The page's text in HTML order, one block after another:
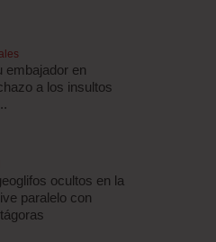
embajador en
a los insultos
ocultos en la
paralelo con